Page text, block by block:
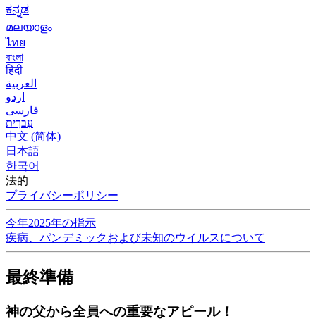
ಕನ್ನಡ
മലയാളം
ไทย
বাংলা
हिंदी
العربية
اردو
فارسی
עִברִית
中文 (简体)
日本語
한국어
法的
プライバシーポリシー
今年2025年の指示
疾病、パンデミックおよび未知のウイルスについて
最終準備
神の父から全員への重要なアピール！